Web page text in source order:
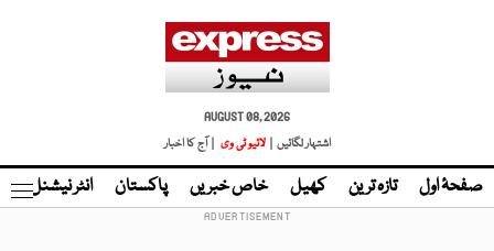
AUGUST 08, 2026
اشتہار لگائیں |
لائیو ٹی وی | آج کا اخبار
صفحۂ اول تازہ ترین کھیل خاص خبریں پاکستان انٹر نیشنل